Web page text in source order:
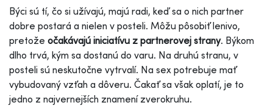
Býci sú tí, čo si užívajú, majú radi, keď sa o nich partner
dobre postará a nielen v posteli. Môžu pôsobiť lenivo,
pretože očakávajú iniciatívu z partnerovej strany. Býkom
dlho trvá, kým sa dostanú do varu. Na druhú stranu, v
posteli sú neskutočne vytrvalí. Na sex potrebuje mať
vybudovaný vzťah a dôveru. Čakať sa však oplatí, je to
jedno z najvernejších znamení zverokruhu.